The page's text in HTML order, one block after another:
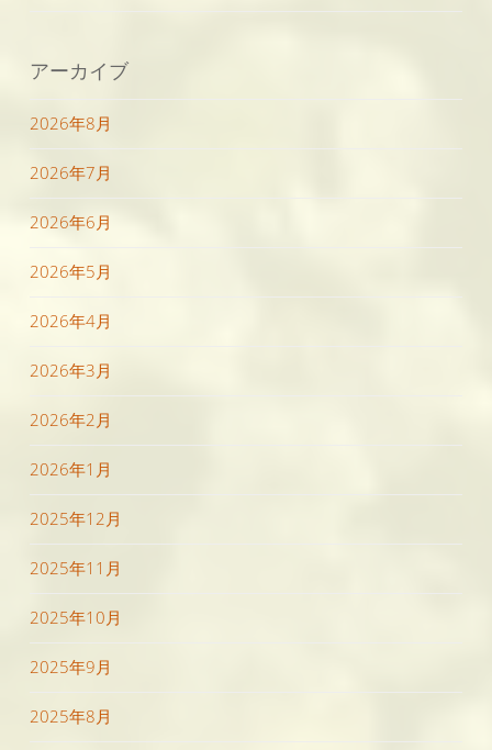
アーカイブ
2026年8月
2026年7月
2026年6月
2026年5月
2026年4月
2026年3月
2026年2月
2026年1月
2025年12月
2025年11月
2025年10月
2025年9月
2025年8月